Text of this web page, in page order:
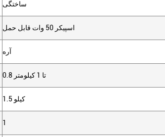
ساختگی
اسپيكر 50 وات قابل حمل
آره
0.8 تا 1 کیلومتر
1.5 کیلو
1